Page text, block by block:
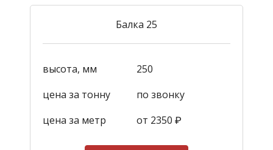
Балка 25
высота, мм
250
цена за тонну
по звонку
цена за метр
от 2350 ₽